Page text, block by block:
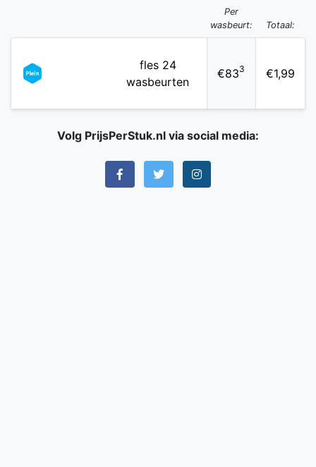
Per
wasbeurt:
Totaal:
fles 24
wasbeurten
€833 €1,99
Volg PrijsPerStuk.nl via social media: